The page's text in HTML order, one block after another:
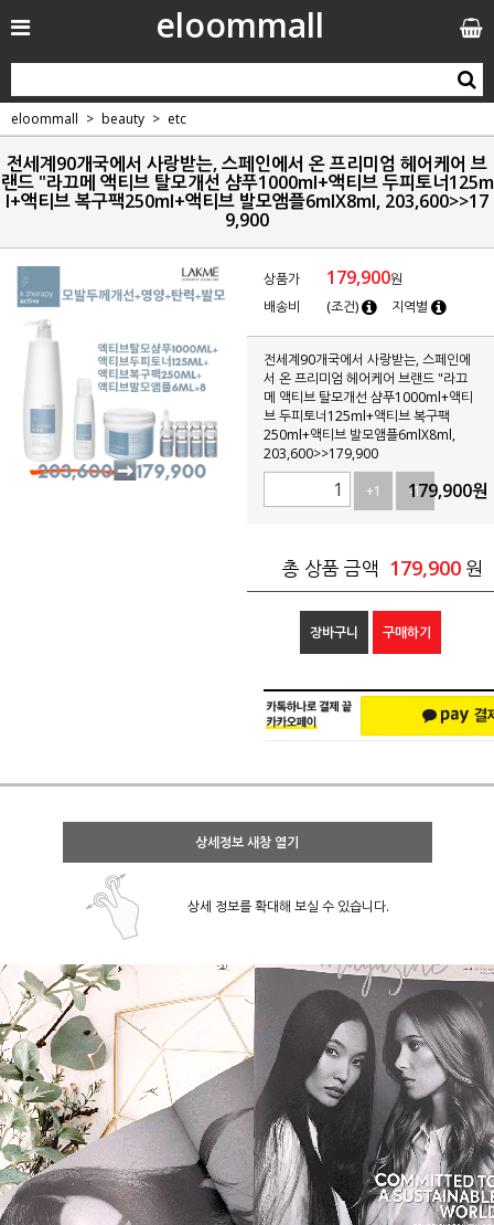
eloommall
eloommall beauty etc
전세계90개국에서 사랑받는, 스페인에서 온 프리미엄 헤어케어 브
랜드 "라끄메 액티브 탈모개선 샴푸1000ml+액티브 두피토너125m
l+액티브 복구팩250ml+액티브 발모앰플6mlX8ml, 203,600>>17
9,900
상품가 179,900원
배송비
(조건) 지역별
전세계90개국에서 사랑받는, 스페인에
서 온 프리미엄 헤어케어 브랜드 "라끄
메 액티브 탈모개선 샴푸1000ml+액티
브 두피토너125ml+액티브 복구팩
250ml+액티브 발모앰플6mlX8ml,
203,600>>179,900
+1
-1
179,900원
총 상품 금액 179,900 원
장바구니 구매하기
상세정보 새창 열기
상세 정보를 확대해 보실 수 있습니다.